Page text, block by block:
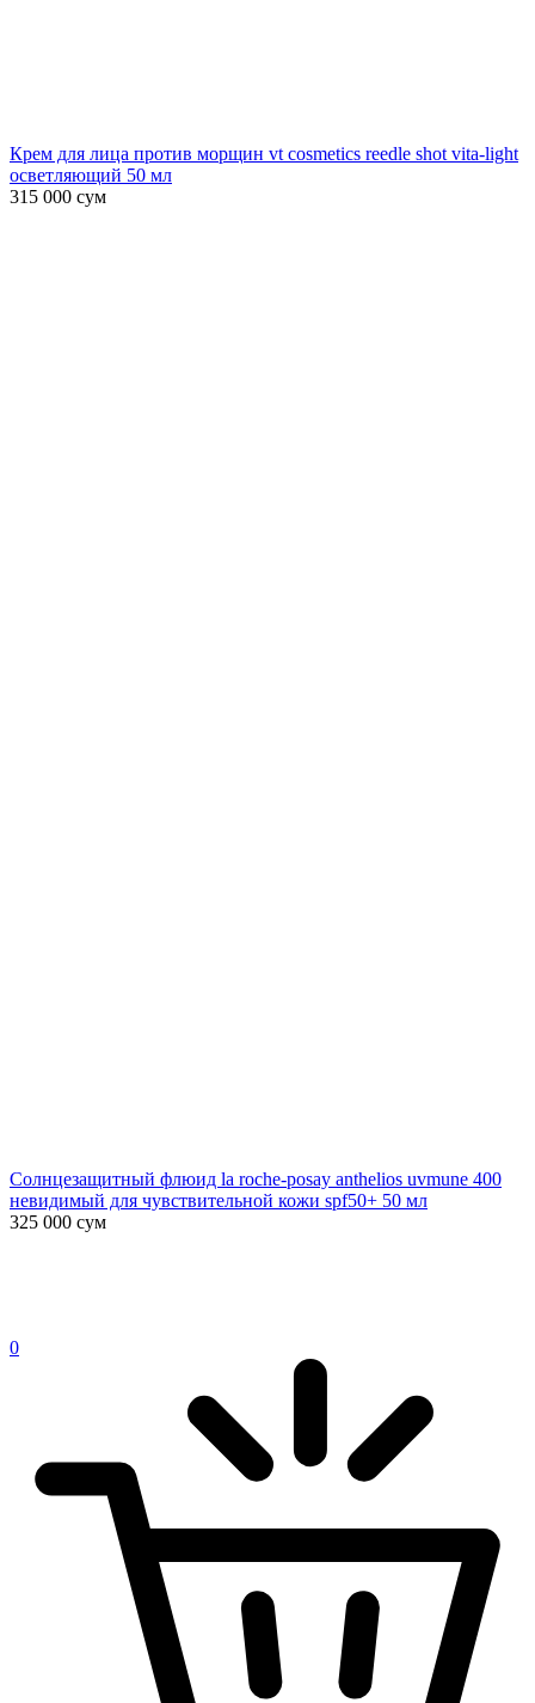
Крем для лица против морщин vt cosmetics reedle shot vita-light
осветляющий 50 мл
315 000 сум
Солнцезащитный флюид la roche-posay anthelios uvmune 400
невидимый для чувствительной кожи spf50+ 50 мл
325 000 сум
0